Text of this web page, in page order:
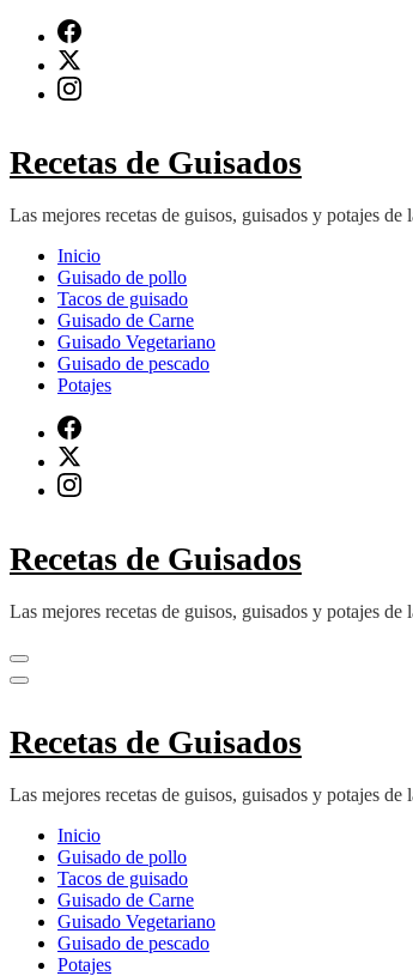
contenido
(presiona
Recetas de Guisados
Las mejores recetas de guisos, guisados y potajes de
Inicio
Guisado de pollo
Tacos de guisado
Guisado de Carne
Guisado Vegetariano
Guisado de pescado
Potajes
Recetas de Guisados
Las mejores recetas de guisos, guisados y potajes de
Recetas de Guisados
Las mejores recetas de guisos, guisados y potajes de
Inicio
Guisado de pollo
Tacos de guisado
Guisado de Carne
Guisado Vegetariano
Guisado de pescado
Potajes